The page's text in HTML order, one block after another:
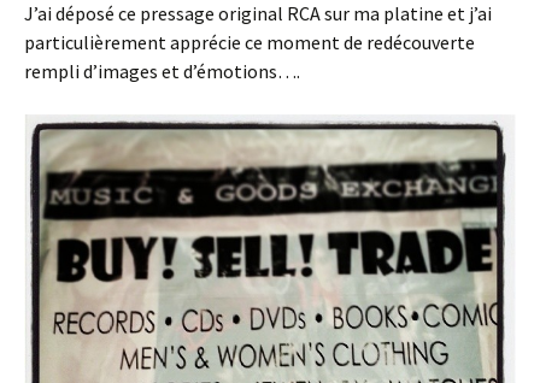
J’ai déposé ce pressage original RCA sur ma platine et j’ai
particulièrement apprécie ce moment de redécouverte
rempli d’images et d’émotions….